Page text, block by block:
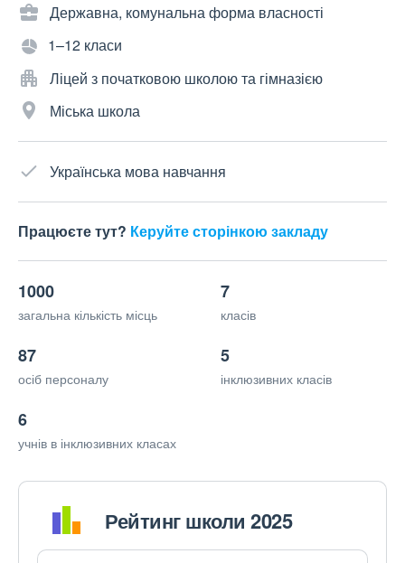
Державна, комунальна форма власності
1–12 класи
Ліцей з початковою школою та гімназією
Міська школа
Українська мова навчання
Працюєте тут? Керуйте сторінкою закладу
1000
загальна кількість місць
7
класів
87
осіб персоналу
5
інклюзивних класів
6
учнів в інклюзивних класах
Рейтинг школи 2025